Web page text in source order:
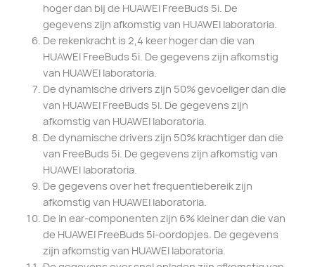
hoger dan bij de HUAWEI FreeBuds 5i. De
gegevens zijn afkomstig van HUAWEI laboratoria.
De rekenkracht is 2,4 keer hoger dan die van
HUAWEI FreeBuds 5i. De gegevens zijn afkomstig
van HUAWEI laboratoria.
De dynamische drivers zijn 50% gevoeliger dan die
van HUAWEI FreeBuds 5i. De gegevens zijn
afkomstig van HUAWEI laboratoria.
De dynamische drivers zijn 50% krachtiger dan die
van FreeBuds 5i. De gegevens zijn afkomstig van
HUAWEI laboratoria.
De gegevens over het frequentiebereik zijn
afkomstig van HUAWEI laboratoria.
De in ear-componenten zijn 6% kleiner dan die van
de HUAWEI FreeBuds 5i-oordopjes. De gegevens
zijn afkomstig van HUAWEI laboratoria.